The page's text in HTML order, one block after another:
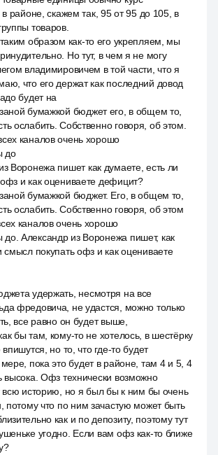
в районе, скажем так, 95 от 95 до 105, в
товаров.
образом как-то его укрепляем, мы
Но тут, в чем я не могу
владимировичем в той части, что я
что его держат как последний довод
будет на
бумажкой бюджет его, в общем то,
ослабить. Собственно говоря, об этом.
каналов очень хорошо
до
Воронежа пишет как думаете, есть ли
и как оцениваете дефицит?
бумажкой бюджет. Его, в общем то,
ослабить. Собственно говоря, об этом
каналов очень хорошо
Александр из Воронежа пишет, как
смысл покупать офз и как оцениваете
удержать, несмотря на все
фредовича, не удастся, можно только
все равно он будет выше,
бы там, кому-то не хотелось, в шестёрку
но то, что где-то будет
пока это будет в районе, там 4 и 5, 4
высока. Офз технически возможно
всю историю, но я был бы к ним бы очень
потому что по ним зачастую может быть
как и по депозиту, поэтому тут
угодно. Если вам офз как-то ближе